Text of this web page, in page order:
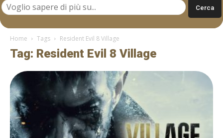
Home Tags Resident Evil 8 Village
Tag: Resident Evil 8 Village